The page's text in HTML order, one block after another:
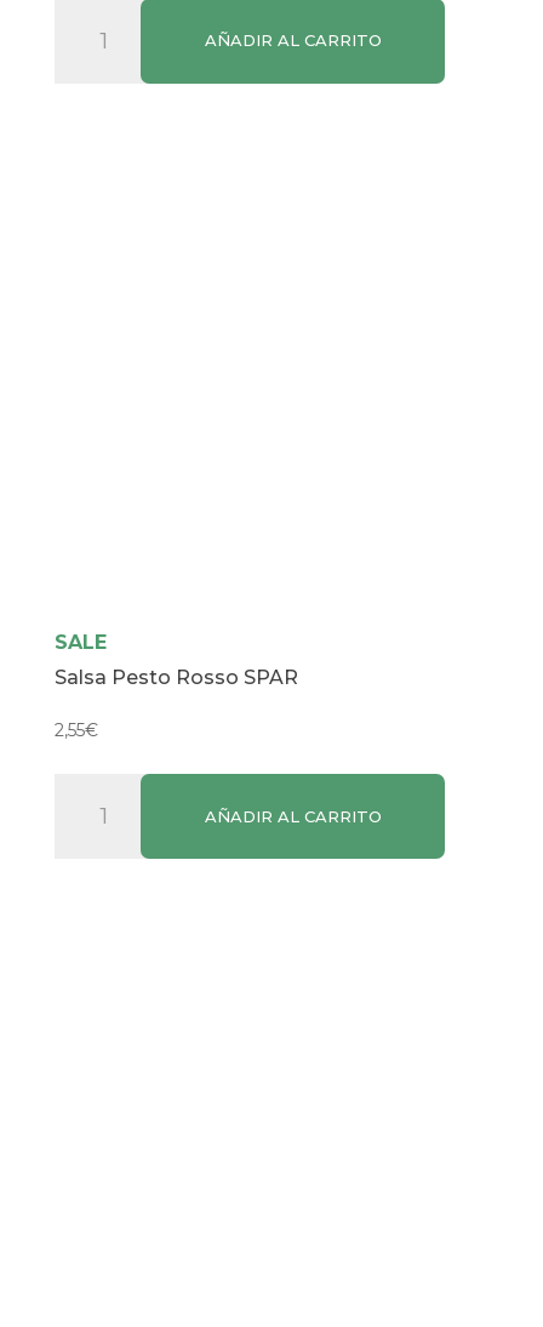
Remolacha
Cocida
AÑADIR AL CARRITO
SALE
Salsa Pesto Rosso SPAR
2,55€
Pesto
AÑADIR AL CARRITO